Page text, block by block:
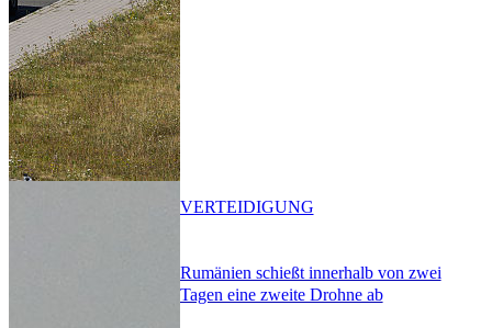
Rumänien schießt innerhalb von zwei
Tagen eine zweite Drohne ab
VERTEIDIGUNG